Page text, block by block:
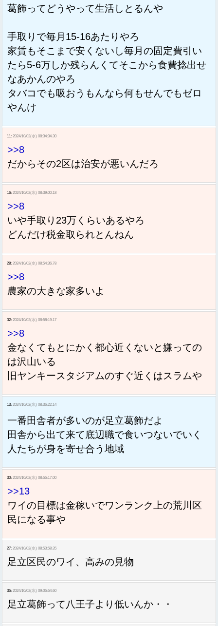
葛飾ってどうやって生活しとるんや
手取りで毎月15-16あたりやろ
家賃もそこまで安くないし毎月の固定費引い
たら5-6万しか残らんくてそこから食費捻出せ
なあかんのやろ
タバコでも吸おうもんなら何もせんでもゼロ
やんけ
11: 2024/10/02(水) 08:34:34.30
>>8
だからその2区は治安が悪いんだろ
16: 2024/10/02(水) 08:39:00.18
>>8
いや手取り23万くらいあるやろ
どんだけ税金取られとんねん
28: 2024/10/02(水) 08:54:36.78
>>8
農家の大きな家多いよ
32: 2024/10/02(水) 08:58:19.17
>>8
金なくてもとにかく都心近くないと嫌っての
は沢山いる
旧ヤンキースタジアムのすぐ近くはスラムや
13: 2024/10/02(水) 08:36:22.14
一番田舎者が多いのが足立葛飾だよ
田舎から出て来て底辺職で食いつないでいく
人たちが身を寄せ合う地域
30: 2024/10/02(水) 08:55:17.00
>>13
ワイの目標は金稼いでワンランク上の荒川区
民になる事や
27: 2024/10/02(水) 08:53:58.35
足立区民のワイ、高みの見物
35: 2024/10/02(水) 09:05:54.60
足立葛飾って八王子より低いんか・・